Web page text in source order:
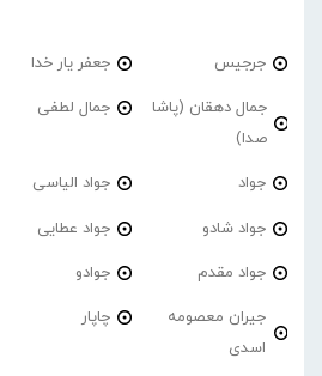
جرجیس جعفر یار خدا
جمال دهقان (پاشا
صدا)
جمال لطفی
جواد جواد الیاسی
جواد شادو جواد عطایی
جواد مقدم جوادو
جیران معصومه
اسدی
چاپار